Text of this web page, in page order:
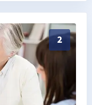
2
Potsdam-